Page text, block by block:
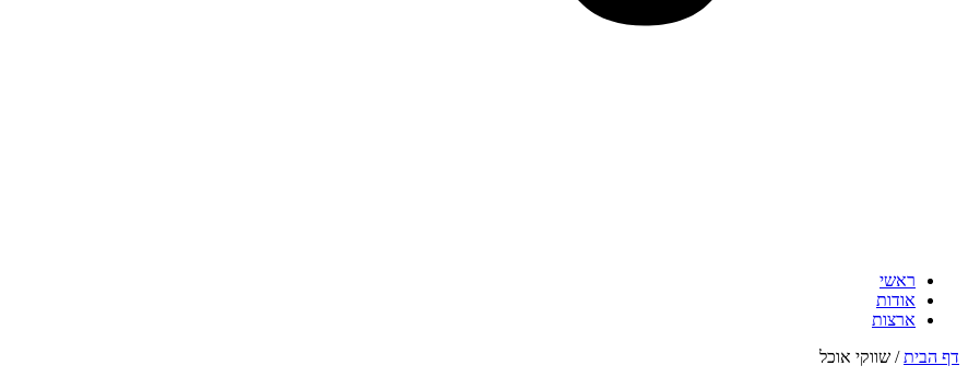
ראשי
אודות
ארצות
דף הבית/ שווקי אוכל